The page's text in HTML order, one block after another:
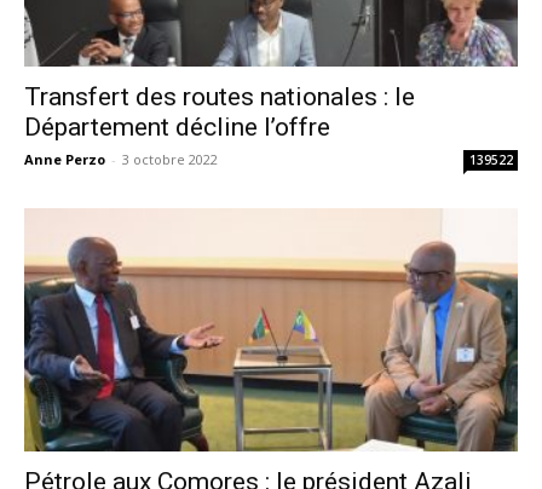
Transfert des routes nationales : le
Département décline l’offre
Anne Perzo - 3 octobre 2022 139522
Pétrole aux Comores : le président Azali